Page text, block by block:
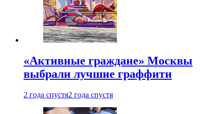
«Активные граждане» Москвы
выбрали лучшие граффити
2 года спустя2 года спустя